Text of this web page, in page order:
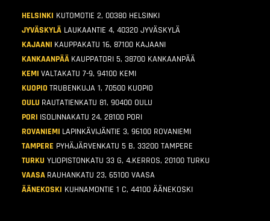
HELSINKI KUTOMOTIE 2, 00380 HELSINKI
JYVÄSKYLÄLAUKAANTIE 4, 40320 JYVÄSKYLÄ
KAJAANI KAUPPAKATU 16, 87100 KAJAANI
KANKAANPÄÄ KAUPPATORI 5, 38700 KANKAANPÄÄ
KEMI VALTAKATU 7-9, 94100 KEMI
KUOPIO TRUBENKUJA 1, 70500 KUOPIO
OULU RAUTATIENKATU 81, 90400 OULU
PORI ISOLINNAKATU 24, 28100 PORI
ROVANIEMI LAPINKÄVIJÄNTIE 3, 96100 ROVANIEMI
TAMPERE PYHÄJÄRVENKATU 5 B, 33200 TAMPERE
TURKU YLIOPISTONKATU 33 G, 4.KERROS, 20100 TURKU
VAASA RAUHANKATU 23, 65100 VAASA
ÄÄNEKOSKI KUHNAMONTIE 1 C, 44100 ÄÄNEKOSKI